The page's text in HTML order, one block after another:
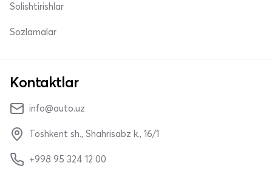
Solishtirishlar
Sozlamalar
Kontaktlar
info@auto.uz
Toshkent sh., Shahrisabz k., 16/1
+998 95 324 12 00